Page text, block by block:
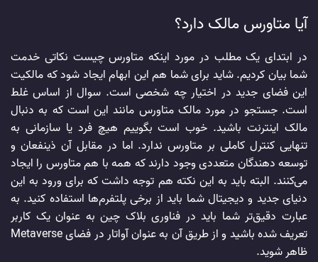
آیا متاورس مالک دارد؟
در ابتدای یک مطلب در مورد اینکه متاورس چیست نکاتی خدمت
شما بیان کردیم. شاید برای شما هم این ابهام ایجاد شود که مالکیت
این فضای جدید در اختیار چه شخصی است. سوال از اساس غلط
است. جستجو در مورد مالک متاورس مانند این است که به دنبال
مالک اینترنت باشید. خوب است بگوییم هیچ فرد یا سازمانی به
تنهایی کنترل کاملی بر متاورس ندارد. اما در مقابل آن ذینفعان و
توسعه دهندگان متعددی وجود دارند که همه با هم متاورس را ایجاد
می‌کنند. البته باید به این نکته هم توجه داشت که برای ورود به این
دنیای جدید و دیجیتال شما باید از برخی پلتفرم‌ها استفاده کنید. به
عبارت دقیق‌تر شما باید در فناوری بلاک چین به عنوان یک کاربر
تعریف شده باشید و از طریق آن به عنوان آواتار در فضای Metaverse
ظاهر شوید.